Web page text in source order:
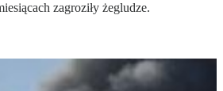
zagroziły żegludze.